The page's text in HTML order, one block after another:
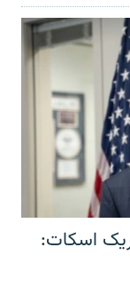
اسکات: